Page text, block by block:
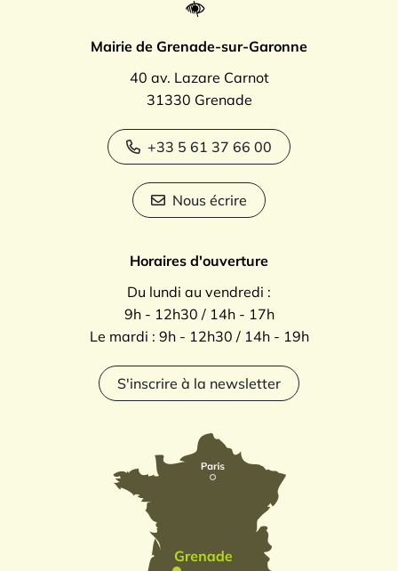
Mairie de Grenade-sur-Garonne
40 av. Lazare Carnot
31330 Grenade
+33 5 61 37 66 00
Nous écrire
Horaires d'ouverture
Du lundi au vendredi :
9h - 12h30 / 14h - 17h
Le mardi : 9h - 12h30 / 14h - 19h
S'inscrire à la newsletter